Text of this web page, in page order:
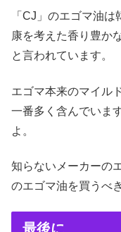
「CJ」のエゴマ油
康を考えた香り豊か
と言われています。
エゴマ本来のマイル
一番多く含んでいま
よ。
知らないメーカーの
のエゴマ油を買うべ
最後に